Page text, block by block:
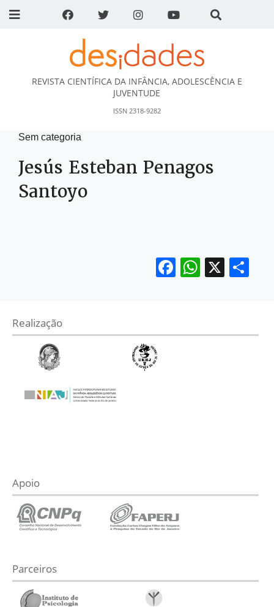
DESidades
REVISTA CIENTÍFICA DA INFÂNCIA, ADOLESCÊNCIA E
JUVENTUDE
ISSN 2318-9282
Sem categoria
Jesús Esteban Penagos
Santoyo
Facebook
X
Realização
Apoio
Parceiros